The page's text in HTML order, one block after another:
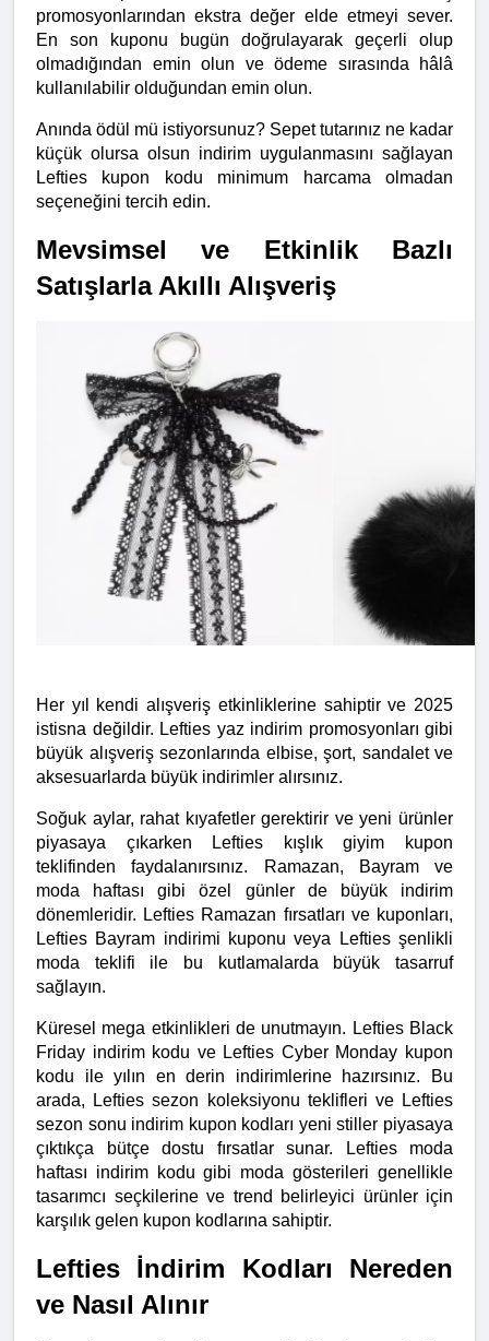
promosyonlarından ekstra değer elde etmeyi sever.
En son kuponu bugün doğrulayarak geçerli olup
olmadığından emin olun ve ödeme sırasında hâlâ
kullanılabilir olduğundan emin olun.
Anında ödül mü istiyorsunuz? Sepet tutarınız ne kadar
küçük olursa olsun indirim uygulanmasını sağlayan
Lefties kupon kodu minimum harcama olmadan
seçeneğini tercih edin.
Mevsimsel ve Etkinlik Bazlı
Satışlarla Akıllı Alışveriş
Her yıl kendi alışveriş etkinliklerine sahiptir ve 2025
istisna değildir. Lefties yaz indirim promosyonları gibi
büyük alışveriş sezonlarında elbise, şort, sandalet ve
aksesuarlarda büyük indirimler alırsınız.
Soğuk aylar, rahat kıyafetler gerektirir ve yeni ürünler
piyasaya çıkarken Lefties kışlık giyim kupon
teklifinden faydalanırsınız. Ramazan, Bayram ve
moda haftası gibi özel günler de büyük indirim
dönemleridir. Lefties Ramazan fırsatları ve kuponları,
Lefties Bayram indirimi kuponu veya Lefties şenlikli
moda teklifi ile bu kutlamalarda büyük tasarruf
sağlayın.
Küresel mega etkinlikleri de unutmayın. Lefties Black
Friday indirim kodu ve Lefties Cyber Monday kupon
kodu ile yılın en derin indirimlerine hazırsınız. Bu
arada, Lefties sezon koleksiyonu teklifleri ve Lefties
sezon sonu indirim kupon kodları yeni stiller piyasaya
çıktıkça bütçe dostu fırsatlar sunar. Lefties moda
haftası indirim kodu gibi moda gösterileri genellikle
tasarımcı seçkilerine ve trend belirleyici ürünler için
karşılık gelen kupon kodlarına sahiptir.
Lefties İndirim Kodları Nereden
ve Nasıl Alınır